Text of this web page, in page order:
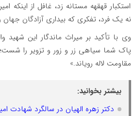
استکبار قهقهه مستانه زد، غافل از اینکه
نه یک فرد، تفکری که بیداری آزادگان جهان
وی با تأکید بر میراث ماندگار این شهید
پاک شما سیاهی زر و زور و تزویر را
مقاومت لاله رویاند.»
بیشتر بخوانید:
دکتر زهره الهیان در سالگرد شهادت